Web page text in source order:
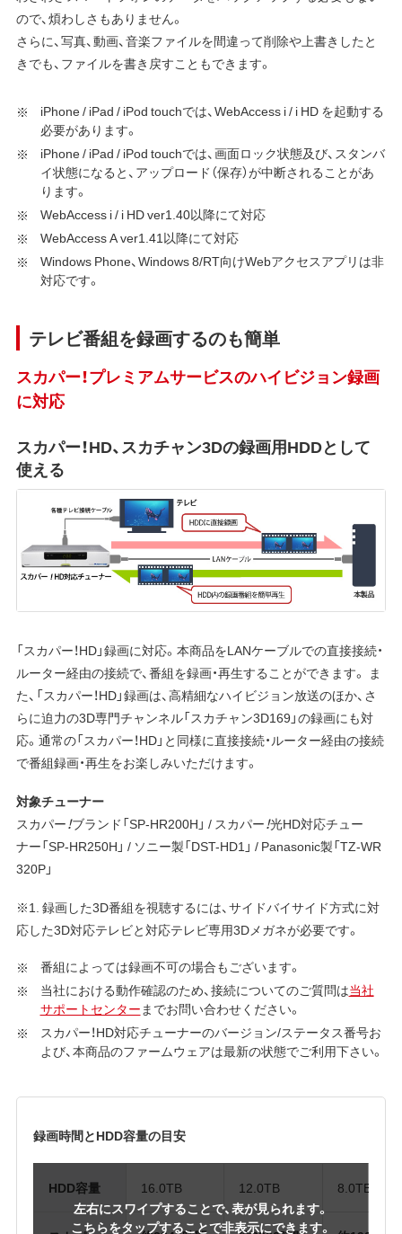
ので、煩わしさもありません。
さらに、写真、動画、音楽ファイルを間違って削除や上書きしたと
きでも、ファイルを書き戻すこともできます。
iPhone / iPad / iPod touchでは、WebAccess i / i HD を起動する
必要があります。
iPhone / iPad / iPod touchでは、画面ロック状態及び、スタンバ
イ状態になると、アップロード（保存）が中断されることがあ
ります。
WebAccess i / i HD ver1.40以降にて対応
WebAccess A ver1.41以降にて対応
Windows Phone、Windows 8/RT向けWebアクセスアプリは非
対応です。
テレビ番組を録画するのも簡単
スカパー！プレミアムサービスのハイビジョン録画
に対応
スカパー！HD、スカチャン3Dの録画用HDDとして
使える
「スカパー！HD」録画に対応。本商品をLANケーブルでの直接接続・
ルーター経由の接続で、番組を録画・再生することができます。 ま
た、「スカパー！HD」録画は、高精細なハイビジョン放送のほか、さ
らに迫力の3D専門チャンネル「スカチャン3D169」の録画にも対
応。通常の「スカパー！HD」と同様に直接接続・ルーター経由の接続
で番組録画・再生をお楽しみいただけます。
対象チューナー
スカパー！ブランド「SP-HR200H」 / スカパー！光HD対応チュー
ナー「SP-HR250H」 / ソニー製「DST-HD1」 / Panasonic製「TZ-WR
320P」
※1. 録画した3D番組を視聴するには、サイドバイサイド方式に対
応した3D対応テレビと対応テレビ専用3Dメガネが必要です。
番組によっては録画不可の場合もございます。
当社における動作確認のため、接続についてのご質問は当社
サポートセンター までお問い合わせください。
スカパー！HD対応チューナーのバージョン/ステータス番号お
よび、本商品のファームウェアは最新の状態でご利用下さい。
録画時間とHDD容量の目安
左右にスワイプすることで、表が見られます。
こちらをタップすることで非表示にできます。
HDD容量 16.0TB 12.0TB 8.0TB